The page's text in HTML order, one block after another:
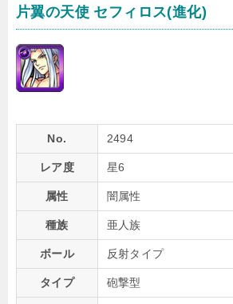
片翼の天使 セフィロス(進化)
No. 2494
レア度 星6
属性 闇属性
種族 亜人族
ボール 反射タイプ
タイプ 砲撃型